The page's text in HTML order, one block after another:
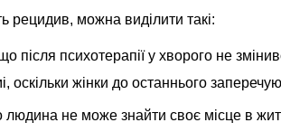
рецидив, можна виділити такі:
після психотерапії у хворого не
оскільки жінки до останнього
людина не може знайти своє місце в